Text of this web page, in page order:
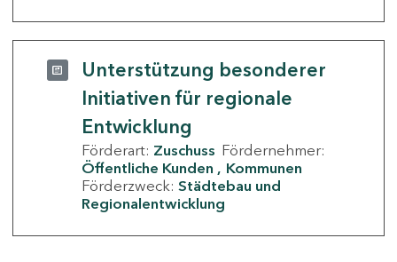
Unterstützung besonderer
Initiativen für regionale
Entwicklung
Förderart: Zuschuss Fördernehmer:
Öffentliche Kunden
Kommunen
Förderzweck: Städtebau und
Regionalentwicklung